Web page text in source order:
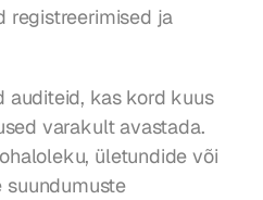
registreerimised ja
auditeid, kas kord kuus
varakult avastada.
ületundide või